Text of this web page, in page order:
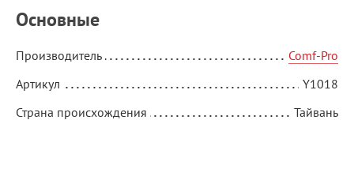
Основные
Производитель
Comf-Pro
Артикул
Y1018
Страна происхождения
Тайвань